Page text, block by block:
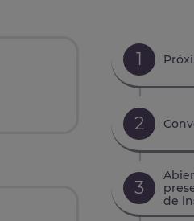
1
2
3
de